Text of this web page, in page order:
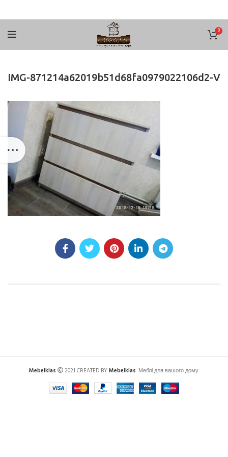
0
IMG-871214a62019b51d68fa0979022106d2-V
Mebelklas 2021 CREATED BYMebelklas. Меблі для вашого дому.